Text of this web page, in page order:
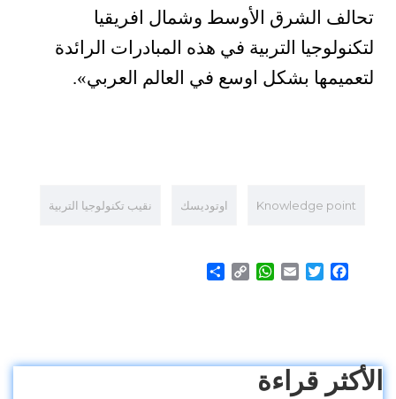
تحالف الشرق الأوسط وشمال افريقيا
لتكنولوجيا التربية في هذه المبادرات الرائدة
لتعميمها بشكل اوسع في العالم العربي».
Knowledge point اوتوديسك نقيب تكنولوجيا التربية
Facebook
Twitter
Email
WhatsApp
Copy
الأكثر قراءة